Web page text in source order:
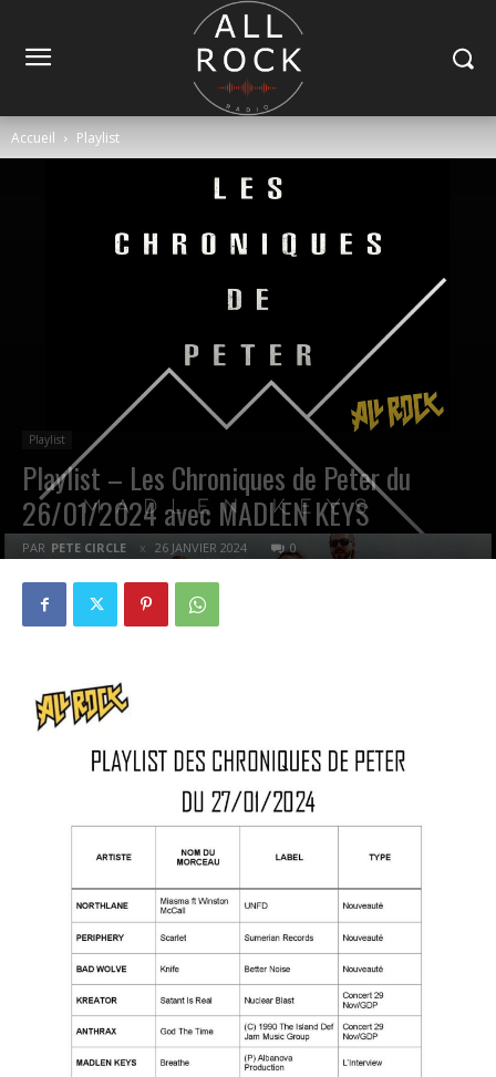
Accueil Playlist
Playlist
Playlist – Les Chroniques de Peter du
26/01/2024 avec MADLEN KEYS
PAR PETE CIRCLE 26 JANVIER 2024 0